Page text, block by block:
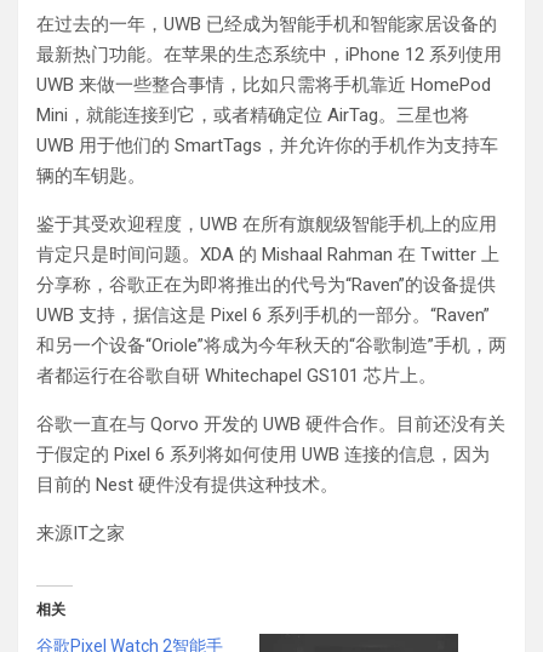
在过去的一年，UWB 已经成为智能手机和智能家居设备的
最新热门功能。在苹果的生态系统中，iPhone 12 系列使用
UWB 来做一些整合事情，比如只需将手机靠近 HomePod
Mini，就能连接到它，或者精确定位 AirTag。三星也将
UWB 用于他们的 SmartTags，并允许你的手机作为支持车
辆的车钥匙。
鉴于其受欢迎程度，UWB 在所有旗舰级智能手机上的应用
肯定只是时间问题。XDA 的 Mishaal Rahman 在 Twitter 上
分享称，谷歌正在为即将推出的代号为“Raven”的设备提供
UWB 支持，据信这是 Pixel 6 系列手机的一部分。“Raven”
和另一个设备“Oriole”将成为今年秋天的“谷歌制造”手机，两
者都运行在谷歌自研 Whitechapel GS101 芯片上。
谷歌一直在与 Qorvo 开发的 UWB 硬件合作。目前还没有关
于假定的 Pixel 6 系列将如何使用 UWB 连接的信息，因为
目前的 Nest 硬件没有提供这种技术。
来源IT之家
相关
谷歌Pixel Watch 2智能手